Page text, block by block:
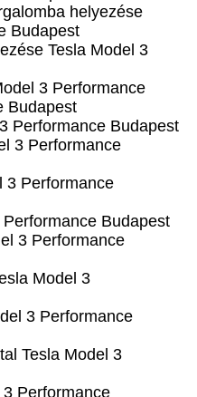
helyezése
Budapest
Tesla Model 3
3 Performance
Budapest
Performance Budapest
3 Performance
3 Performance
Budapest
3 Performance
Model 3
3 Performance
Tesla Model 3
Performance